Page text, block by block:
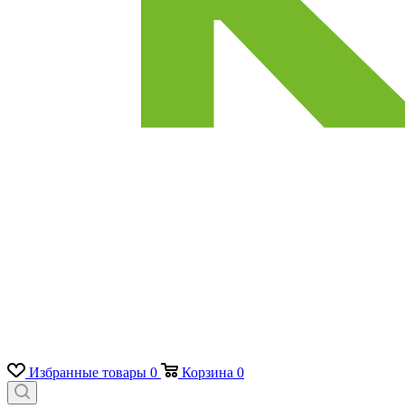
Избранные товары 0 Корзина 0